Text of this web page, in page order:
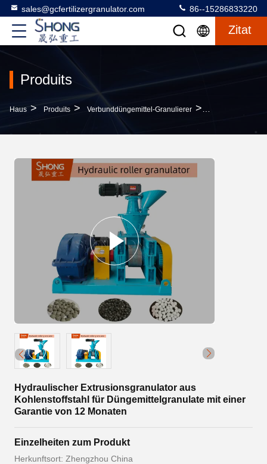
sales@gcfertilizergranulator.com 86--15286833220
Zitat
Produits
Haus > Produits > Verbunddüngemittel-Granulierer >
Hydraulischer Extrusionsgranulator aus
Kohlenstoffstahl für Düngemittelgranulate mit einer
Garantie von 12 Monaten
Einzelheiten zum Produkt
Herkunftsort: Zhengzhou China